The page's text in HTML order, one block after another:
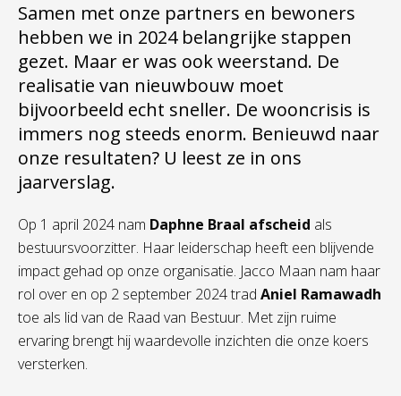
Samen met onze partners en bewoners
hebben we in 2024 belangrijke stappen
gezet. Maar er was ook weerstand. De
realisatie van nieuwbouw moet
bijvoorbeeld echt sneller. De wooncrisis is
immers nog steeds enorm. Benieuwd naar
onze resultaten? U leest ze in ons
jaarverslag.
Op 1 april 2024 nam Daphne Braal afscheid als
bestuursvoorzitter. Haar leiderschap heeft een blijvende
impact gehad op onze organisatie. Jacco Maan nam haar
rol over en op 2 september 2024 trad Aniel Ramawadh
toe als lid van de Raad van Bestuur. Met zijn ruime
ervaring brengt hij waardevolle inzichten die onze koers
versterken.